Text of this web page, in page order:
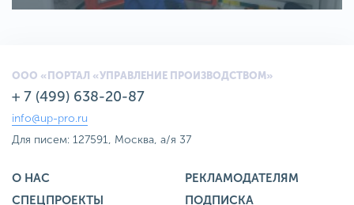
ООО «ПОРТАЛ «УПРАВЛЕНИЕ ПРОИЗВОДСТВОМ»
+ 7 (499) 638-20-87
info@up-pro.ru
Для писем: 127591, Москва, а/я 37
О НАС
РЕКЛАМОДАТЕЛЯМ
СПЕЦПРОЕКТЫ
ПОДПИСКА